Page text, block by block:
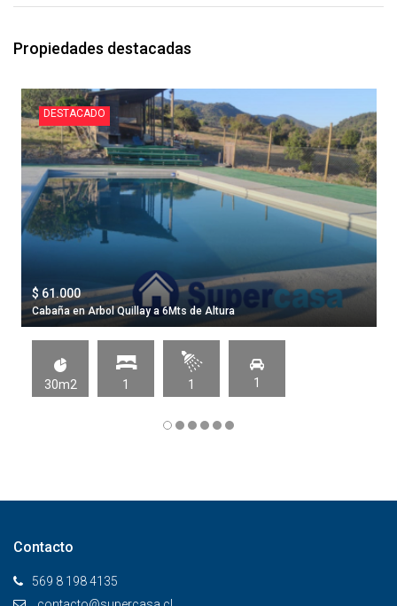
Propiedades destacadas
DESTACADO
$ 61.000
Cabaña en Arbol Quillay a 6Mts de Altura
30m2 1 1 1
Contacto
569 8 198 4135